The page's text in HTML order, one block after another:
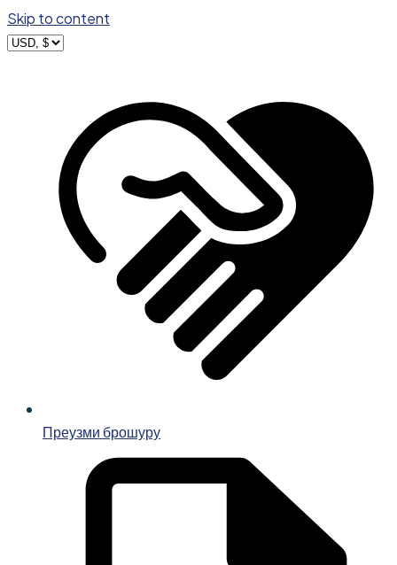
Skip to content
Преузми брошуру